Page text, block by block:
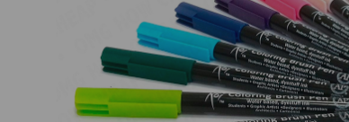
imágenes